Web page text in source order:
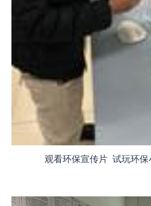
观看环保宣传片 试玩环